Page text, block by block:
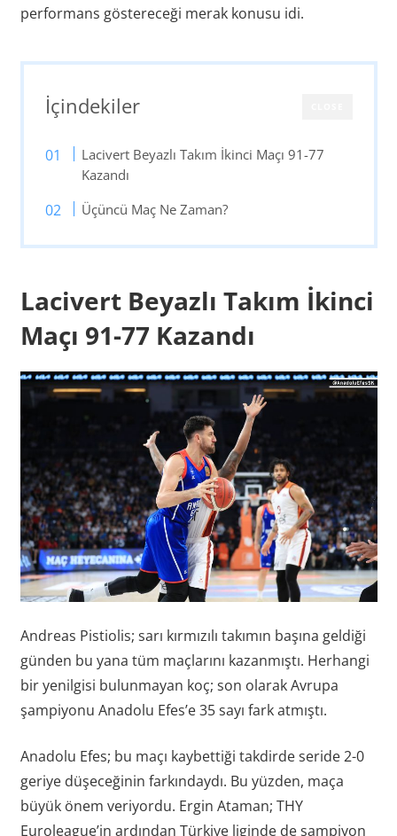
performans göstereceği merak konusu idi.
İçindekiler
Lacivert Beyazlı Takım İkinci Maçı 91-77
Kazandı
Üçüncü Maç Ne Zaman?
Lacivert Beyazlı Takım İkinci
Maçı 91-77 Kazandı
Andreas Pistiolis; sarı kırmızılı takımın başına geldiği
günden bu yana tüm maçlarını kazanmıştı. Herhangi
bir yenilgisi bulunmayan koç; son olarak Avrupa
şampiyonu Anadolu Efes’e 35 sayı fark atmıştı.
Anadolu Efes; bu maçı kaybettiği takdirde seride 2-0
geriye düşeceğinin farkındaydı. Bu yüzden, maça
büyük önem veriyordu. Ergin Ataman; THY
Euroleague’in ardından Türkiye liginde de şampiyon